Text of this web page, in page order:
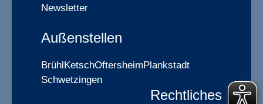
Newsletter
Außenstellen
BrühlKetschOftersheimPlankstadt
Schwetzingen
Rechtliches